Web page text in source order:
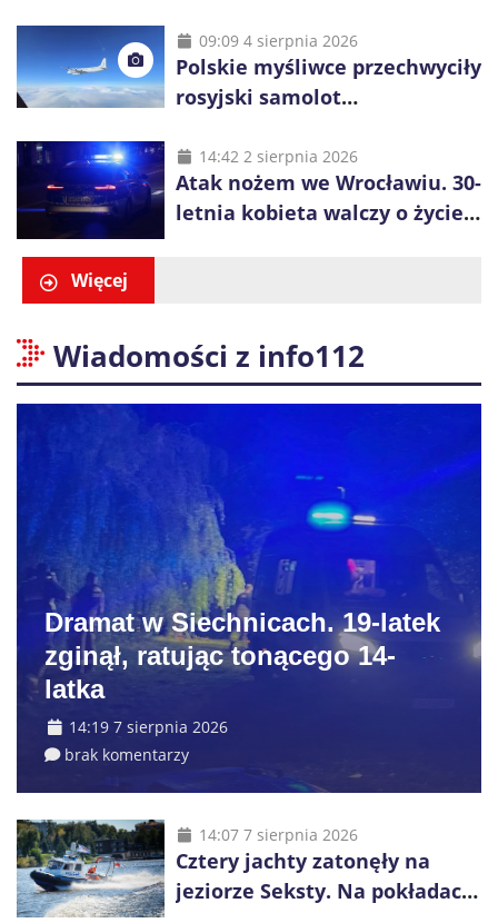
09:09 4 sierpnia 2026
Polskie myśliwce przechwyciły
rosyjski samolot
14:42 2 sierpnia 2026
Atak nożem we Wrocławiu. 30-
letnia kobieta walczy o życie,
Więcej
Wiadomości z info112
Dramat w Siechnicach. 19-latek
zginął, ratując tonącego 14-
latka
14:19 7 sierpnia 2026
brak komentarzy
14:07 7 sierpnia 2026
Cztery jachty zatonęły na
jeziorze Seksty. Na pokładach